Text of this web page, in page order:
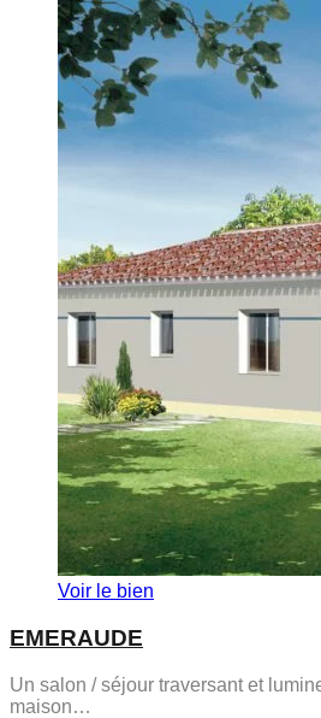
Voir le bien
EMERAUDE
Un salon / séjour traversant et
maison…